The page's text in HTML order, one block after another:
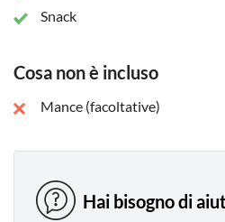
Snack
Cosa non è incluso
Mance (facoltative)
Hai bisogno di